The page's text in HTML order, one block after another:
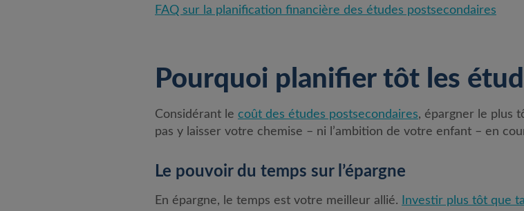
FAQ sur la planification financière des études postsecondaires
Pourquoi planifier tôt les
Considérant le coût des études postsecondaires, épargner le plus
pas y laisser votre chemise – ni l’ambition de votre enfant – en
Le pouvoir du temps sur l’épargne
En épargne, le temps est votre meilleur allié. Investir plus tôt que